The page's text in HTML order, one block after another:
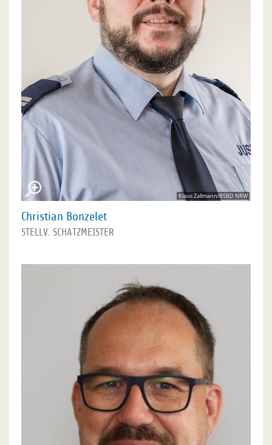
Klaus Zallmann/BSBD NRW
Christian Bonzelet
STELLV. SCHATZMEISTER